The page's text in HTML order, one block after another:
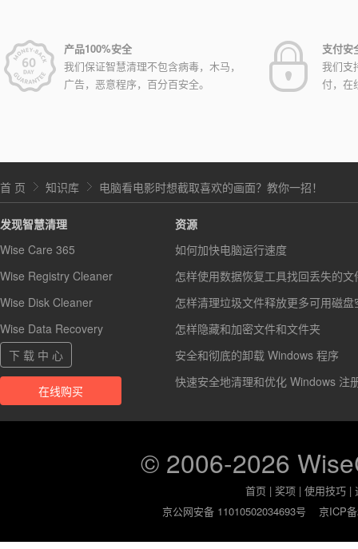
产品100%安全
我们保证智慧清理不包含病毒，木马，
广告，恶意程序，百分百安全。
支付安
我们支
付，在
首 页 知识库 电脑看电影时想截取喜欢的画面？教你一招！
发现智慧清理
Wise Care 365
Wise Registry Cleaner
Wise Disk Cleaner
Wise Data Recovery
下 载 中 心
在线购买
资源
如何加快电脑运行速度
怎样使用数据恢复工具找回丢失的文
怎样清理垃圾文件释放更多可用磁盘
怎样隐藏和加密文件和文件夹
安全和彻底的卸载 Windows 程序
快速安全地清理和优化 Windows 注
© 2006-2026
首页 |奖项 |使用技巧 |
京公网安备 11010502034693号
京ICP